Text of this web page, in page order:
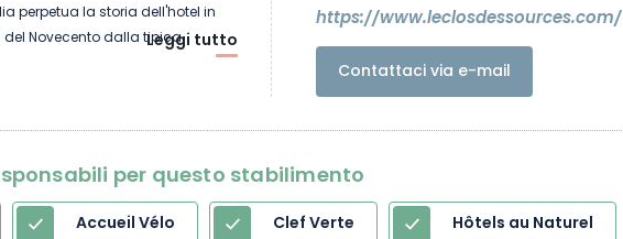
perpetua la storia dell'hotel in
Novecento dalla tipica
energia nella Spa e godetevi i
Lasciatevi andare alle
team di professionisti con un
Leggi tutto
https://www.leclosdessources.com/
Contattaci via e-mail
per questo stabilimento
Accueil Vélo Clef Verte Hôtels au Naturel